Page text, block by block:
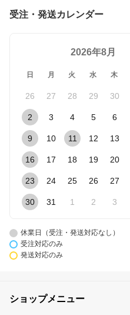
受注・発送カレンダー
2026年8月
日 月 火 水 木
26 27 28 29 30
2 3 4 5 6
9 10 11 12 13
16 17 18 19 20
23 24 25 26 27
30 31 1 2 3
休業日（受注・発送対応なし）
受注対応のみ
発送対応のみ
ショップメニュー